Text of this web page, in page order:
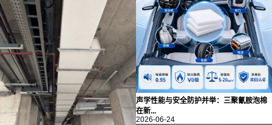
声学性能与安全防护并举：三聚氰胺泡棉
在新...
2026-06-24